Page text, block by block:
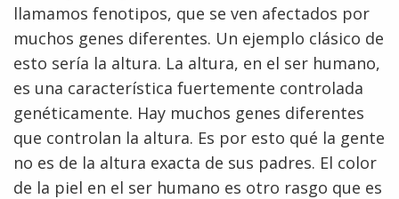
llamamos fenotipos, que se ven afectados por
muchos genes diferentes. Un ejemplo clásico de
esto sería la altura. La altura, en el ser humano,
es una característica fuertemente controlada
genéticamente. Hay muchos genes diferentes
que controlan la altura. Es por esto qué la gente
no es de la altura exacta de sus padres. El color
de la piel en el ser humano es otro rasgo que es